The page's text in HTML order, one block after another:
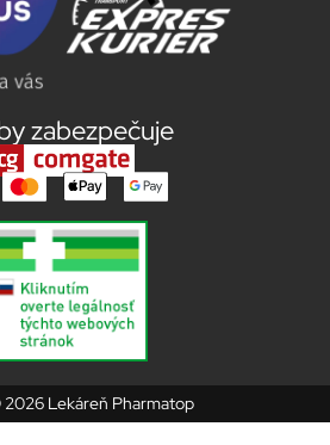
zabezpečuje
Lekáreň Pharmatop